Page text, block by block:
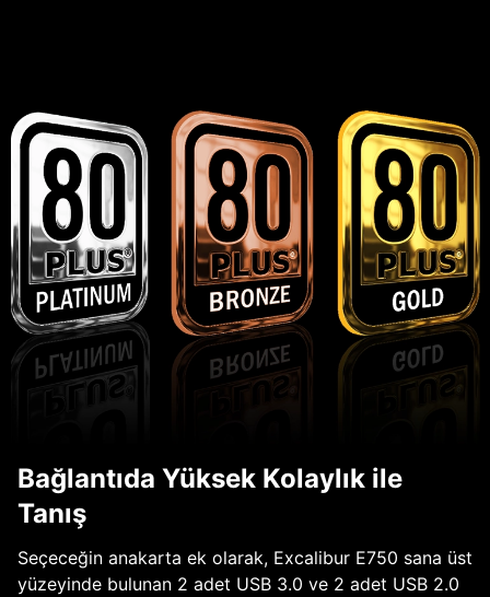
Bağlantıda Yüksek Kolaylık ile
Tanış
Seçeceğin anakarta ek olarak, Excalibur E750 sana üst
yüzeyinde bulunan 2 adet USB 3.0 ve 2 adet USB 2.0